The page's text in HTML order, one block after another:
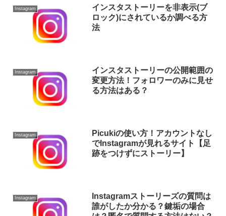
Instagram
インスタストーリーを非表示(ブ
ロック)にされているか調べる方
法
Instagram
インスタストーリーの公開範囲の
変更方法！フォロワーのみに見せ
る方法はある？
Instagram
Picukiの使い方！アカウントなし
でInstagramが見れるサイト【足
跡をつけずにストーリー】
Instagram
Instagramストーリーズの質問は
誰がしたか分かる？鍵垢の場合